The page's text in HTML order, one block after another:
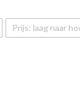
Prijs: laag naar